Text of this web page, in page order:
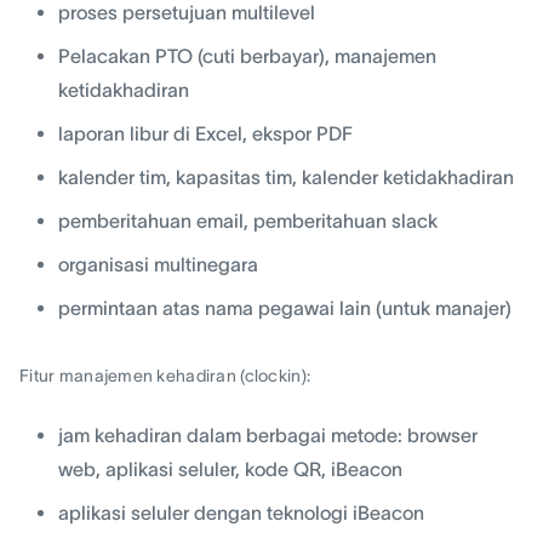
proses persetujuan multilevel
Pelacakan PTO (cuti berbayar), manajemen
ketidakhadiran
laporan libur di Excel, ekspor PDF
kalender tim, kapasitas tim, kalender ketidakhadiran
pemberitahuan email, pemberitahuan slack
organisasi multinegara
permintaan atas nama pegawai lain (untuk manajer)
Fitur manajemen kehadiran (clockin):
jam kehadiran dalam berbagai metode: browser
web, aplikasi seluler, kode QR, iBeacon
aplikasi seluler dengan teknologi iBeacon